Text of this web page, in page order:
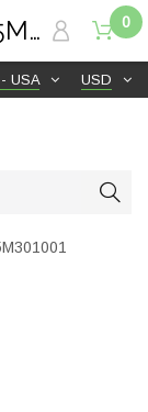
USD
USA
0
Coccinelle Tebe Noir E5MN555M301001 | TutITALIA